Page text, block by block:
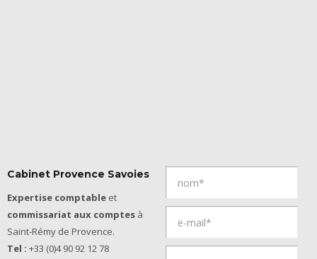
Cabinet Provence Savoies
Expertise comptable et
commissariat aux comptes à
Saint-Rémy de Provence.
Tel : +33 (0)4 90 92 12 78